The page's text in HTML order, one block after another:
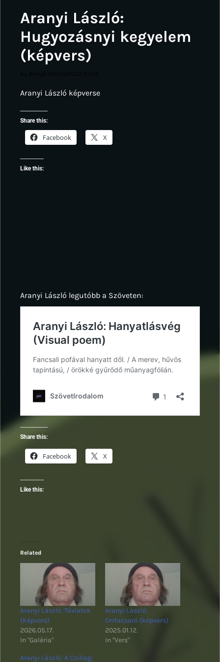
Aranyi László:
Hugyozásnyi kegyelem
(képvers)
Aranyi László képverse
Share this:
Facebook X
Like this:
Aranyi László legutóbb a Szöveten:
Share this:
Facebook X
Like this:
Related
Aranyi László: Távlatok
(Képvers)
2026.05.17.
In "Galéria"
Aranyi László:
Orrfacsaró (képvers)
2025.01.12.
In "Vers"
Aranyi László: A Csillag;